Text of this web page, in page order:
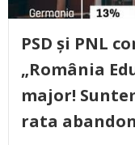
PSD și PNL
„România
major!
rata